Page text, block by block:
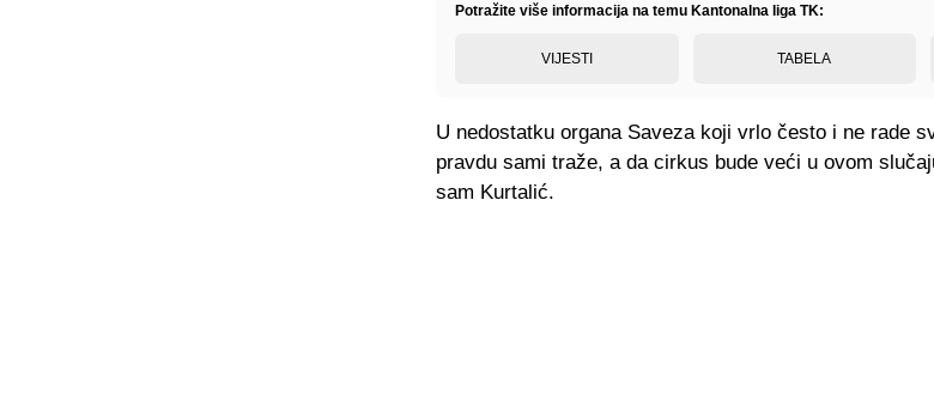
Potražite više informacija na temu Kantonalna liga TK:
VIJESTI TABELA
U nedostatku organa Saveza koji vrlo često i ne rade
pravdu sami traže, a da cirkus bude veći u ovom
sam Kurtalić.